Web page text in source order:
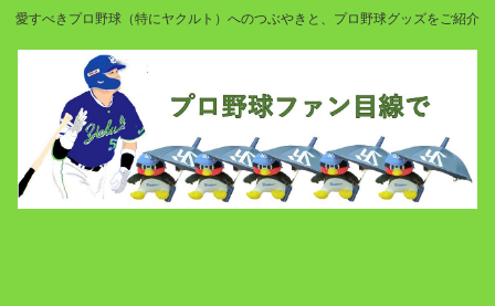
愛すべきプロ野球（特にヤクルト）へのつぶやきと、プロ野球グッズをご紹介